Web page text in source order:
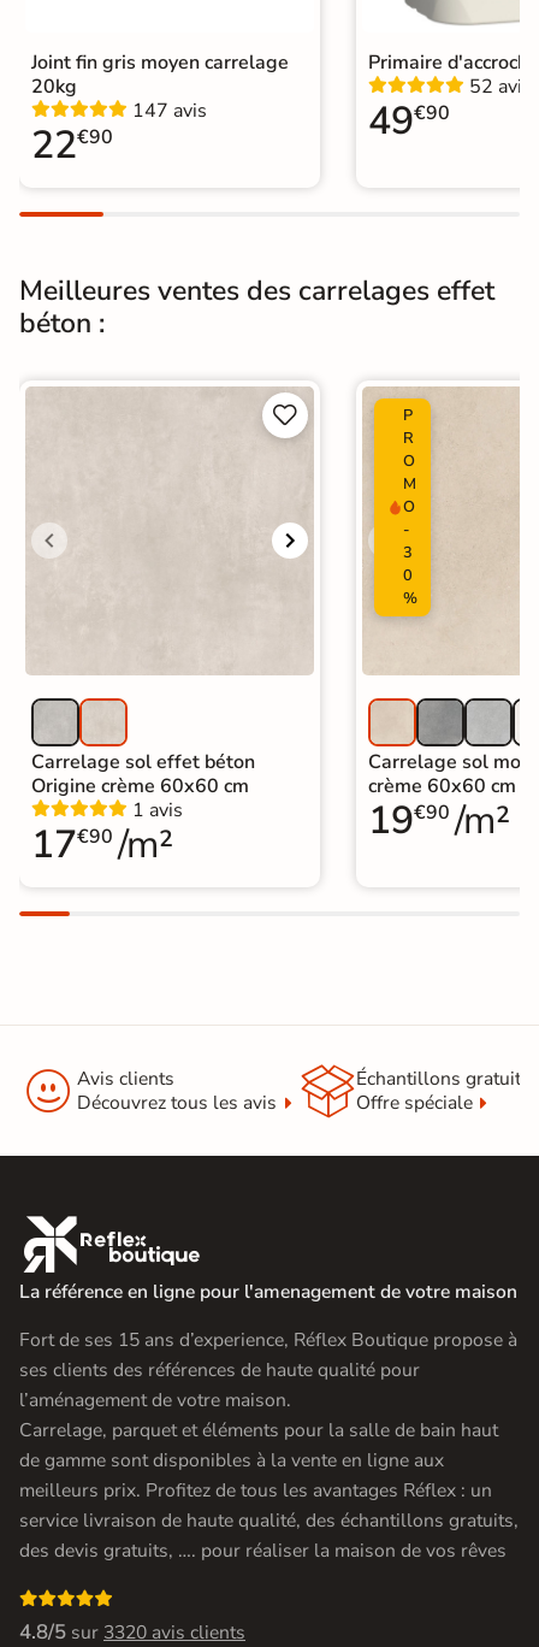
Conditionnement Boite
Choix
Normes Certification CE
Origine
Carrelage effet béton ciré|
Carrelage Beige
Carrelage 30x60 cm
Carrelage intérieur / extérieur
Carrelage sol cuisine|
Carrelage salon moderne
Carrelage Chambre
Carrelage WC
Joint fin gris moyen carrelage
20kg
147 avis
22€90
Primaire
52 avis
49€90
Meilleures ventes des carrelages effet
béton :


Carrelage sol effet béton
Origine crème 60x60 cm
1 avis
17€90 /m²
P
R
O
M
O
-
3
0
%
Carrelage sol
crème 60x60 cm
19€90 /m²
 Avis clients
Découvrez tous les avis
Échantillons gratuit
Offre spéciale

La référence en ligne pour l'amenagement de votre maison
Fort de ses 15 ans d’experience, Réflex Boutique propose à
ses clients des références de haute qualité pour
l’aménagement de votre maison.
Carrelage, parquet et éléments pour la salle de bain haut
de gamme sont disponibles à la vente en ligne aux
meilleurs prix. Profitez de tous les avantages Réflex : un
service livraison de haute qualité, des échantillons gratuits,
des devis gratuits, …. pour réaliser la maison de vos rêves

4.8/5 sur 3320 avis clients